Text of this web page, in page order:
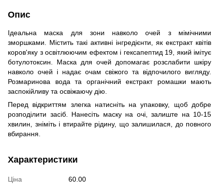
Опис
Ідеальна маска для зони навколо очей з мімічними
зморшками. Містить такі активні інгредієнти, як екстракт квітів
коров'яку з освітлюючим ефектом і гексапептид 19, який імітує
ботулотоксин. Маска для очей допомагає розслабити шкіру
навколо очей і надає очам свіжого та відпочилого вигляду.
Розмаринова вода та органічний екстракт ромашки мають
заспокійливу та освіжаючу дію.
Перед відкриттям злегка натисніть на упаковку, щоб добре
розподілити засіб. Нанесіть маску на очі, залиште на 10-15
хвилин, зніміть і втирайте рідину, що залишилася, до повного
вбирання.
Характеристики
Ціна
60.00